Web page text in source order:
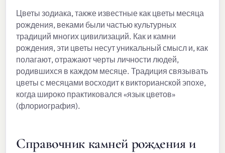
Цветы зодиака, также известные как цветы месяца
рождения, веками были частью культурных
традиций многих цивилизаций. Как и камни
рождения, эти цветы несут уникальный смысл и, как
полагают, отражают черты личности людей,
родившихся в каждом месяце. Традиция связывать
цветы с месяцами восходит к викторианской эпохе,
когда широко практиковался «язык цветов»
(флориография).
Справочник камней рождения и